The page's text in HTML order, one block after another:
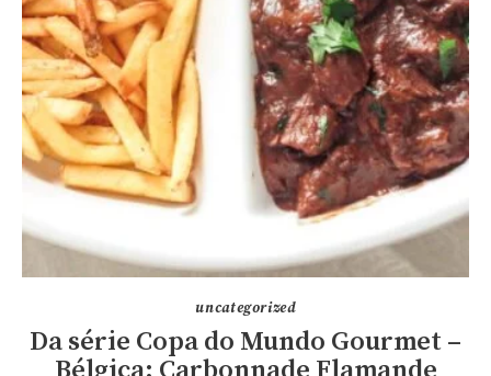
uncategorized
Da série Copa do Mundo Gourmet –